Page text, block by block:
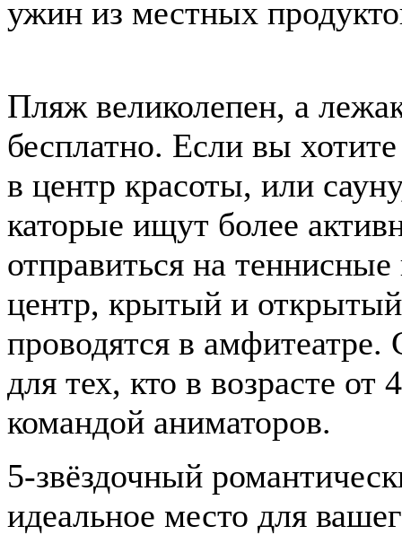
ужин из местных
Пляж великолепен, а
бесплатно. Если вы
в центр красоты, или
каторые ищут более
отправиться на
центр, крытый и
проводятся в амфитеатре.
для тех, кто в возрасте от
командой аниматоров.
5-звёздочный
идеальное место для